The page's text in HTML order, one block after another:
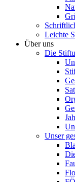
Leichte
Über uns
Die
Unser